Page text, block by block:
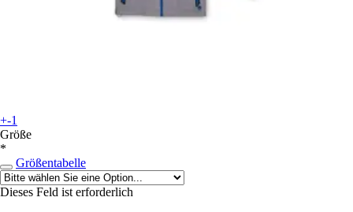
+-1
Größe
*
Größentabelle
Dieses Feld ist erforderlich